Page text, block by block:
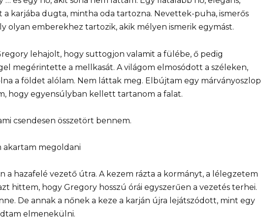
karjába dugta, mintha oda tartozna. Nevettek-puha, ismerős
olyan emberekhez tartozik, akik mélyen ismerik egymást.
lehajolt, hogy suttogjon valamit a fülébe, ő pedig
megérintette a mellkasát. A világom elmosódott a széleken,
a földet alólam. Nem láttak meg. Elbújtam egy márványoszlop
hogy egyensúlyban kellett tartanom a falat.
csendesen összetört bennem.
akartam megoldani
a hazafelé vezető útra. A kezem rázta a kormányt, a lélegzetem
hittem, hogy Gregory hosszú órái egyszerűen a vezetés terhei.
De annak a nőnek a keze a karján újra lejátszódott, mint egy
elmenekülni.